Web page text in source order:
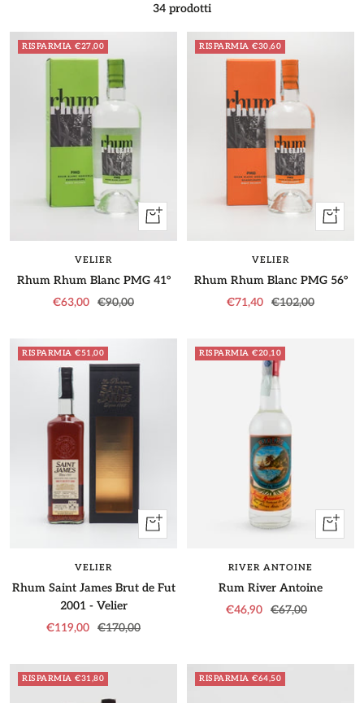
34 prodotti
RISPARMIA €27,00
+
Aggiungi
VELIER
Rhum Rhum Blanc PMG 41°
Prezzo
€63,00 Prezzo
€90,00
RISPARMIA €30,60
+
VELIER
Rhum Rhum Blanc PMG 56°
Prezzo
€71,40 Prezzo
€102,00
RISPARMIA €51,00
+
Aggiungi
VELIER
Rhum Saint James Brut de Fut
2001 - Velier
Prezzo
vendita
€119,00 Prezzo
€170,00
RISPARMIA €20,10
+
RIVER ANTOINE
Rum River Antoine
Prezzo
€46,90 Prezzo
€67,00
RISPARMIA €31,80 RISPARMIA €64,50